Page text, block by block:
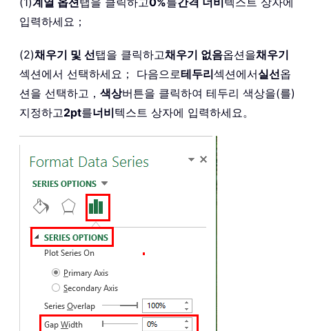
입력하세요；
(2)채우기 및 선탭을 클릭하고채우기 없음옵션을채우기
섹션에서 선택하세요； 다음으로테두리섹션에서실선옵
션을 선택하고， 색상버튼을 클릭하여 테두리 색상을(를)
지정하고2pt를너비텍스트 상자에 입력하세요。